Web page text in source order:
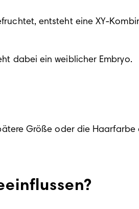
entsteht eine XY-
dabei ein weiblicher Embryo.
Größe oder die Haarfarbe